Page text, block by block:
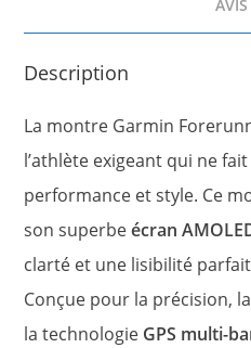
Description
La montre Garmin
l’athlète exigeant qui ne
performance et style. Ce
son superbeécran
clarté et une lisibilité
Conçue pour la précision,
la technologie GPS multi-